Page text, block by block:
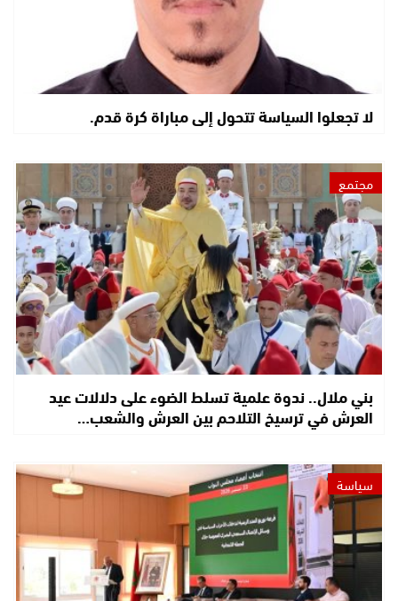
لا تجعلوا السياسة تتحول إلى مباراة كرة قدم.
مجتمع
بني ملال.. ندوة علمية تسلط الضوء على دلالات عيد
العرش في ترسيخ التلاحم بين العرش والشعب…
سياسة